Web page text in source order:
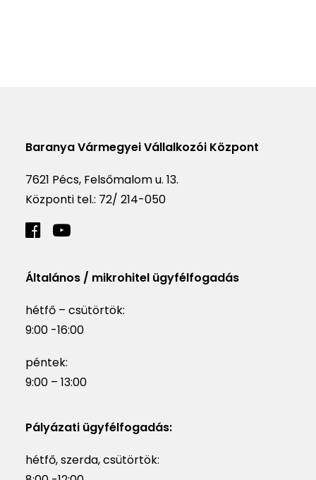
Baranya Vármegyei Vállalkozói Központ
7621 Pécs, Felsőmalom u. 13.
Központi tel.: 72/ 214-050
Általános / mikrohitel ügyfélfogadás
hétfő – csütörtök:
9:00 -16:00
péntek:
9:00 – 13:00
Pályázati ügyfélfogadás:
hétfő, szerda, csütörtök: